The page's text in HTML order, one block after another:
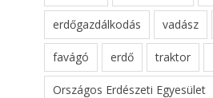
erdőgazdálkodás vadász
favágó erdő traktor
Országos Erdészeti Egyesület